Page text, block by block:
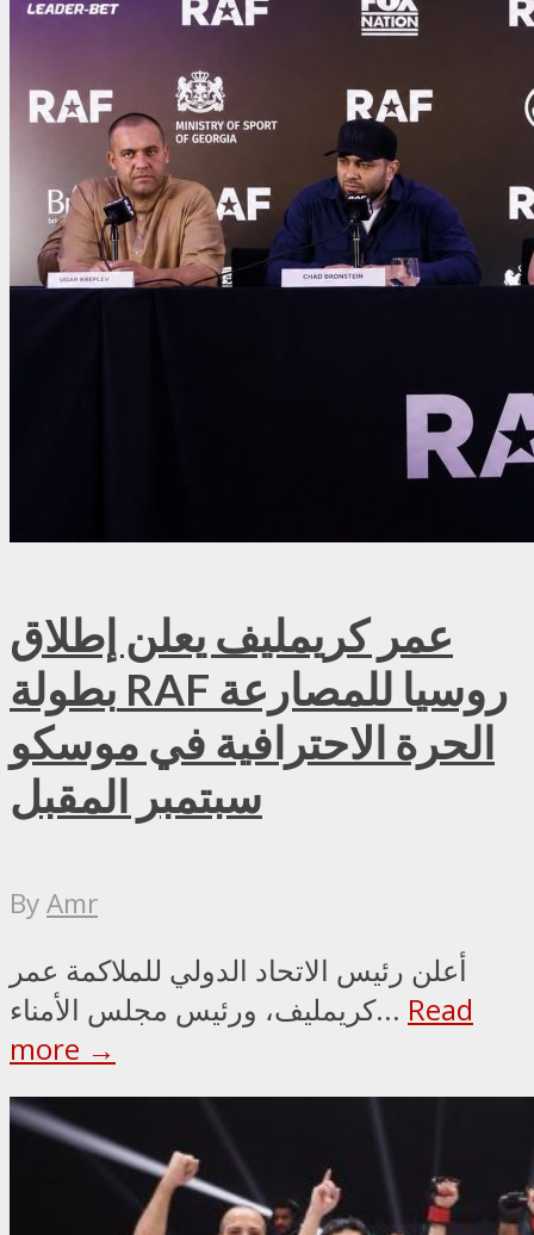
عمر كريمليف يعلن إطلاق
بطولة RAF روسيا للمصارعة
الحرة الاحترافية في موسكو
سبتمبر المقبل
ByAmr
أعلن رئيس الاتحاد الدولي للملاكمة عمر
كريمليف، ورئيس مجلس الأمناء... Read
more →